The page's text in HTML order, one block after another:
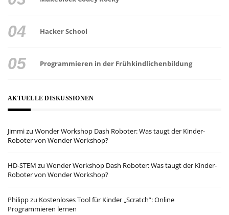
Hacker School
Programmieren in der Frühkindlichenbildung
AKTUELLE DISKUSSIONEN
Jimmizu Wonder Workshop Dash Roboter: Was taugt der Kinder-
Roboter von Wonder Workshop?
HD-STEM zu Wonder Workshop Dash Roboter: Was taugt der Kinder-
Roboter von Wonder Workshop?
Philippzu Kostenloses Tool für Kinder „Scratch”: Online
Programmieren lernen